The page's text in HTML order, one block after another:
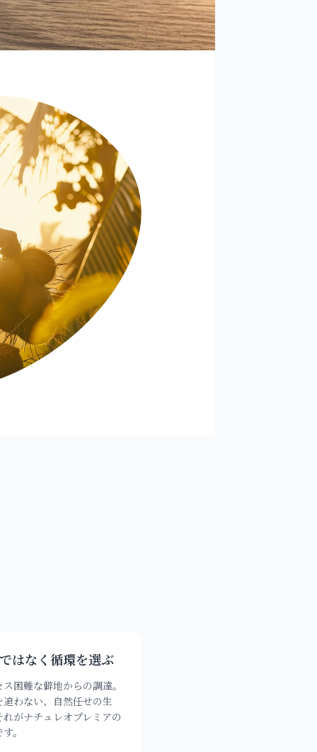
はなく循環を選ぶ
困難な僻地からの調達。
追わない、自然任せの生
れがナチュレオプレミアの
。